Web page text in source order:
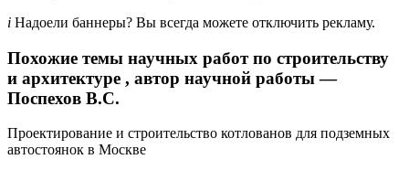
i Надоели баннеры? Вы всегда можете отключить рекламу.
Похожие темы научных работ по строительству
и архитектуре , автор научной работы —
Поспехов В.С.
Проектирование и строительство котлованов для подземных
автостоянок в Москве